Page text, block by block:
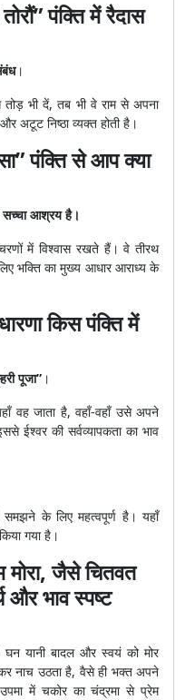
पंक्ति में रैदास
।
भी दें, तब भी वे राम से अपना
अटूट निष्ठा व्यक्त होती है।
पंक्ति से आप क्या
आश्रय है।
में विश्वास रखते हैं। वे तीरथ
भक्ति का मुख्य आधार आराध्य के
किस पंक्ति में
पूजा” ।
वह जाता है, वहाँ-वहाँ उसे अपने
ईश्वर की सर्वव्यापकता का भाव
के लिए महत्वपूर्ण है। यहाँ
गया है।
जैसे चितवत
और भाव स्पष्ट
यानी बादल और स्वयं को मोर
नाच उठता है, वैसे ही भक्त अपने
में चकोर का चंद्रमा से प्रेम